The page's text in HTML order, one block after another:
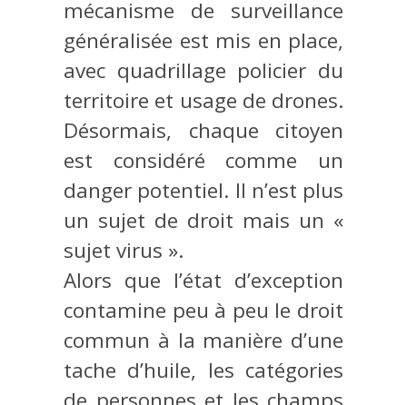
mécanisme de surveillance
généralisée est mis en place,
avec quadrillage policier du
territoire et usage de drones.
Désormais, chaque citoyen
est considéré comme un
danger potentiel. Il n’est plus
un sujet de droit mais un «
sujet virus ».
Alors que l’état d’exception
contamine peu à peu le droit
commun à la manière d’une
tache d’huile, les catégories